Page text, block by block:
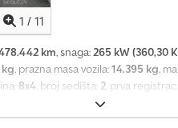
1 / 11
km, snaga:265 kW (360,30
kg, prazna masa vozila:14.395 kg,
8x4, broj sedišta: 2, prva
, zapremina tovarnog prostora:
prednja svetla, grejač